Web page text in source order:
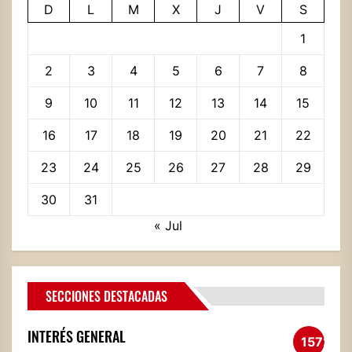
D L M X J V
S
1
2 3 4 5 6 7 8
9 10 11 12 13 14 15
16 17 18 19 20 21 22
23 24 25 26 27 28 29
30
31
« Jul
SECCIONES DESTACADAS
INTERÉS GENERAL 1572